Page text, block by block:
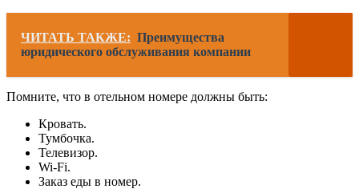
ЧИТАТЬ ТАКЖЕ: Преимущества
юридического обслуживания компании
Помните, что в отельном номере должны быть:
Кровать.
Тумбочка.
Телевизор.
Wi-Fi.
Заказ еды в номер.